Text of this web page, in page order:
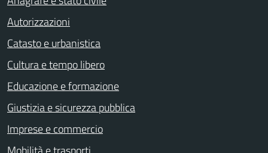
Autorizzazioni
Catasto e urbanistica
Cultura e tempo libero
Educazione e formazione
Giustizia e sicurezza pubblica
Imprese e commercio